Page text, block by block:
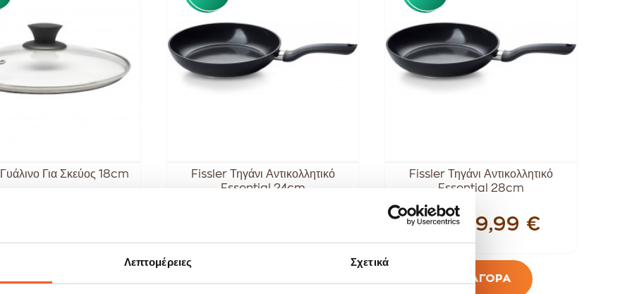
Λεπτομέρειες Σχετικά
Για Σκεύος 18cm
Fissler Τηγάνι Αντικολλητικό
Essential 24cm
Fissler Τηγάνι Αντικολλητικό
Essential 28cm
69,99 €
ΑΓΟΡΑ